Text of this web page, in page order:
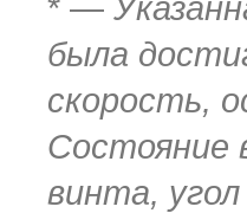
была
скорость,
Состояние
винта,